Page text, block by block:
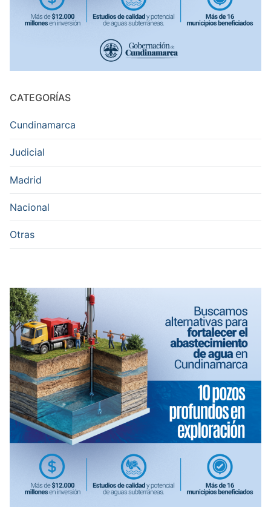
CATEGORÍAS
Cundinamarca
Judicial
Madrid
Nacional
Otras